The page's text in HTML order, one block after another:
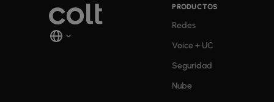
PRODUCTOS
Redes
Voice + UC
Seguridad
Nube